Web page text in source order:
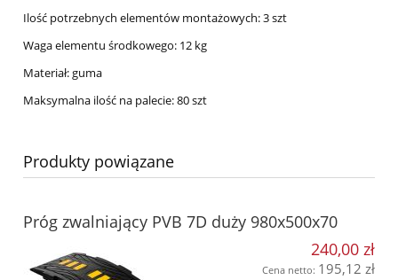
Ilość potrzebnych elementów montażowych: 3 szt
Waga elementu środkowego: 12 kg
Materiał: guma
Maksymalna ilość na palecie: 80 szt
Produkty powiązane
Próg zwalniający PVB 7D duży 980x500x70
240,00 zł
Cena netto: 195,12 zł